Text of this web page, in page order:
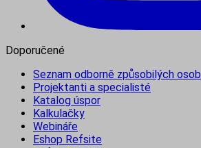
Doporučené
Seznam odborně způsobilých osob
Projektanti a specialisté
Katalog úspor
Kalkulačky
Webináře
Eshop Refsite